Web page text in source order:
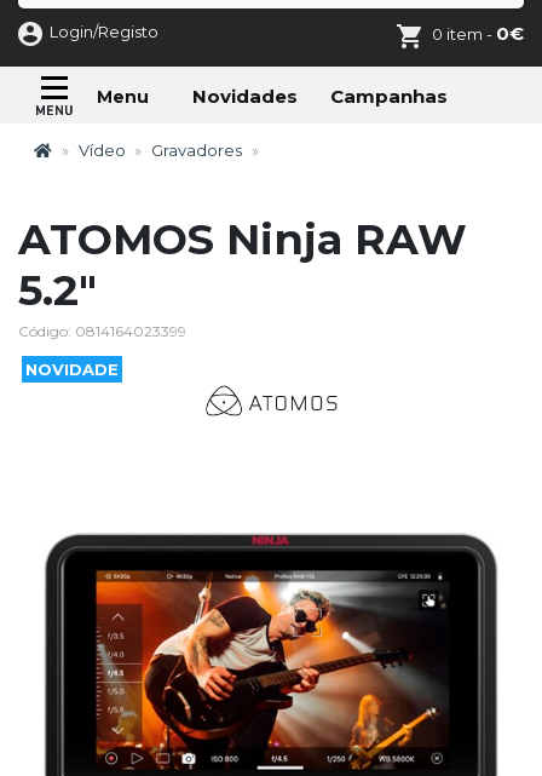
Login/Registo 0 item - 0€
Menu Novidades Campanhas
Vídeo Gravadores
ATOMOS Ninja RAW
5.2"
Código: 0814164023399
NOVIDADE